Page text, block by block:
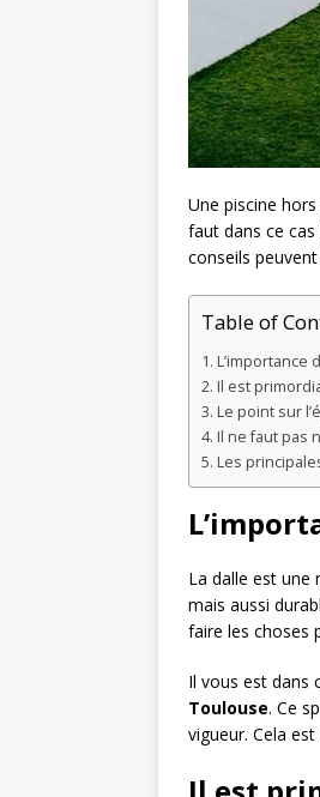
Une piscine
faut dans ce
conseils
Table of
L’importance
Il est
Le point sur
Il ne faut pas
Les
La dalle est une
mais aussi
faire les choses
Il vous est dans
Toulouse. Ce
vigueur. Cela